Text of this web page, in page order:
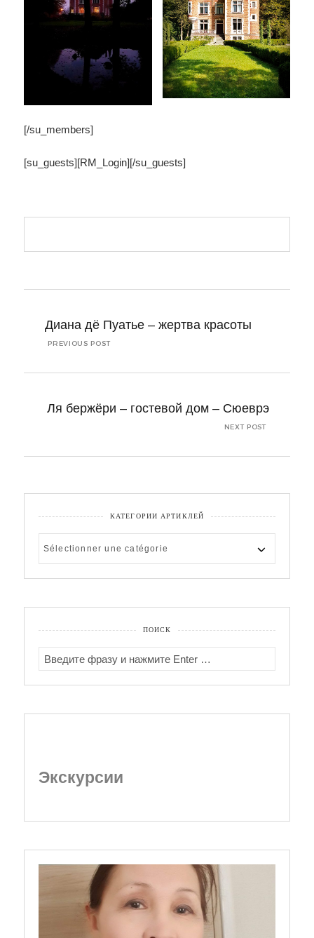
[/su_members]
[su_guests][RM_Login][/su_guests]
l’article
Диана дё Пуатье – жертва красоты
PREVIOUS POST
Ля бержёри – гостевой дом – Сюеврэ
NEXT POST
КАТЕГОРИИ АРТИКЛЕЙ
АРТИКЛЕЙ
ПОИСК
FOR:
Экскурсии